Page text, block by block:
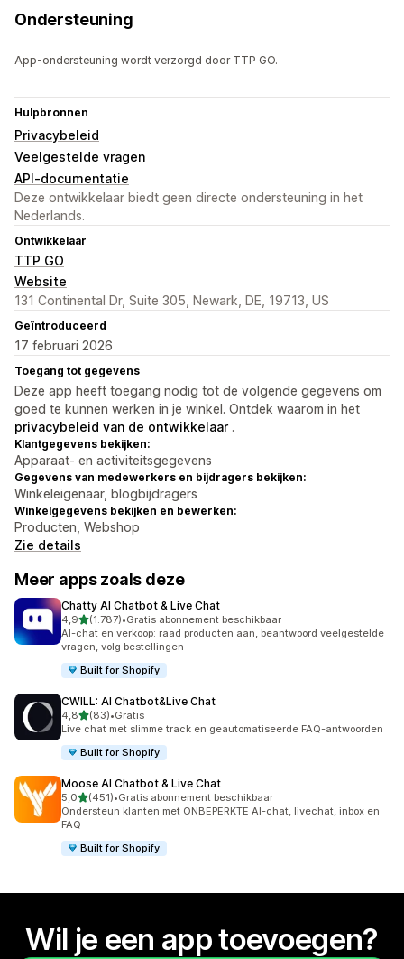
Ondersteuning
App-ondersteuning wordt verzorgd door TTP GO.
Hulpbronnen
Privacybeleid
Veelgestelde vragen
API-documentatie
Deze ontwikkelaar biedt geen directe ondersteuning in het
Nederlands.
Ontwikkelaar
TTP GO
Website
131 Continental Dr, Suite 305, Newark, DE, 19713, US
Geïntroduceerd
17 februari 2026
Toegang tot gegevens
Deze app heeft toegang nodig tot de volgende gegevens om
goed te kunnen werken in je winkel. Ontdek waarom in het
privacybeleid van de ontwikkelaar .
Klantgegevens bekijken:
Apparaat- en activiteitsgegevens
Gegevens van medewerkers en bijdragers bekijken:
Winkeleigenaar, blogbijdragers
Winkelgegevens bekijken en bewerken:
Producten, Webshop
Zie details
Meer apps zoals deze
Chatty AI Chatbot & Live Chat
4,9van 5 sterren
(1.787)
1787 recensies in totaal
•Gratis abonnement beschikbaar
AI-chat en verkoop: raad producten aan, beantwoord veelgestelde
vragen, volg bestellingen
Built for Shopify
CWILL: AI Chatbot&Live Chat
4,8van 5 sterren
(83)
83 recensies in totaal
•Gratis
Live chat met slimme track en geautomatiseerde FAQ-antwoorden
Built for Shopify
Moose AI Chatbot & Live Chat
5,0van 5 sterren
(451)
451 recensies in totaal
•Gratis abonnement beschikbaar
Ondersteun klanten met ONBEPERKTE AI-chat, livechat, inbox en
FAQ
Built for Shopify
Wil je een app toevoegen?